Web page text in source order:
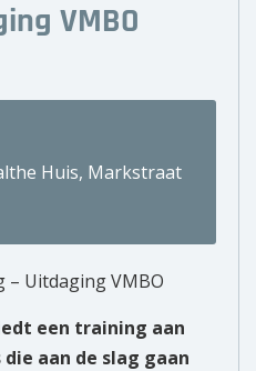
wij?
VMBO
Huis, Markstraat
– Uitdaging VMBO
een training aan
aan de slag gaan